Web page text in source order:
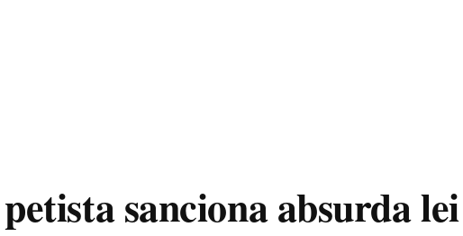
sanciona absurda lei